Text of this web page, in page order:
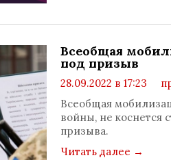
Всеобщая
под призыв
28.09.2022 в 17:23
Всеобщая
войны, не коснется
призыва.
Читать далее →